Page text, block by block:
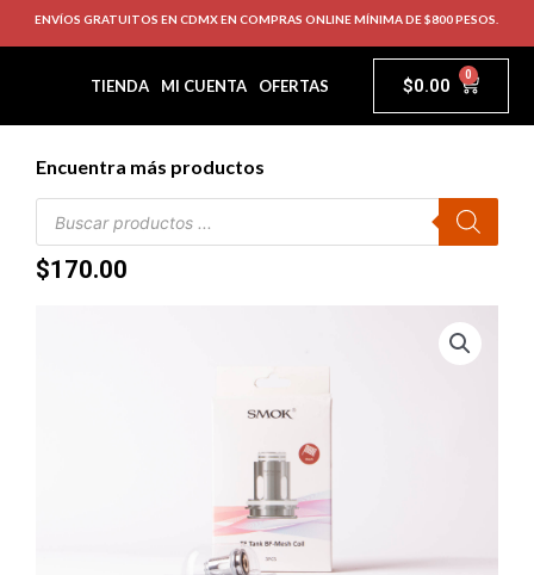
ENVÍOS GRATUITOS EN CDMX EN COMPRAS ONLINE MÍNIMA DE $800 PESOS.
TIENDA MI CUENTA OFERTAS $0.00 0
Encuentra más productos
$170.00